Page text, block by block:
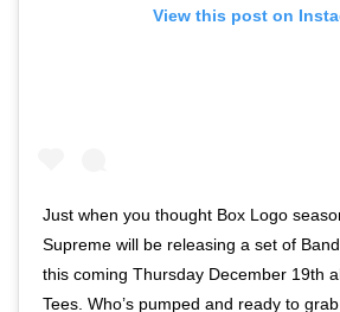
View this post on
Just when you thought Box Logo
Supreme will be releasing a set of
this coming Thursday December 19th
Tees. Who’s pumped and ready to